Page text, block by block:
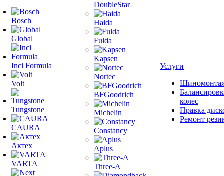
Bosch
Global
Inci Formula
Volt
Tungstone
CAURA
Актех
VARTA
DoubleStar
Haida
Fulda
Kapsen
Nortec
BFGoodrich
Michelin
Constancy
Aplus
Three-A
Услуги
колес
Правка
Ремонт